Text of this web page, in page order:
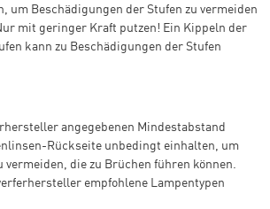
um Beschädigungen der Stufen zu vermeiden
mit geringer Kraft putzen! Ein Kippeln der
kann zu Beschädigungen der Stufen
angegebenen Mindestabstand
Rückseite unbedingt einhalten, um
vermeiden, die zu Brüchen führen können.
empfohlene Lampentypen